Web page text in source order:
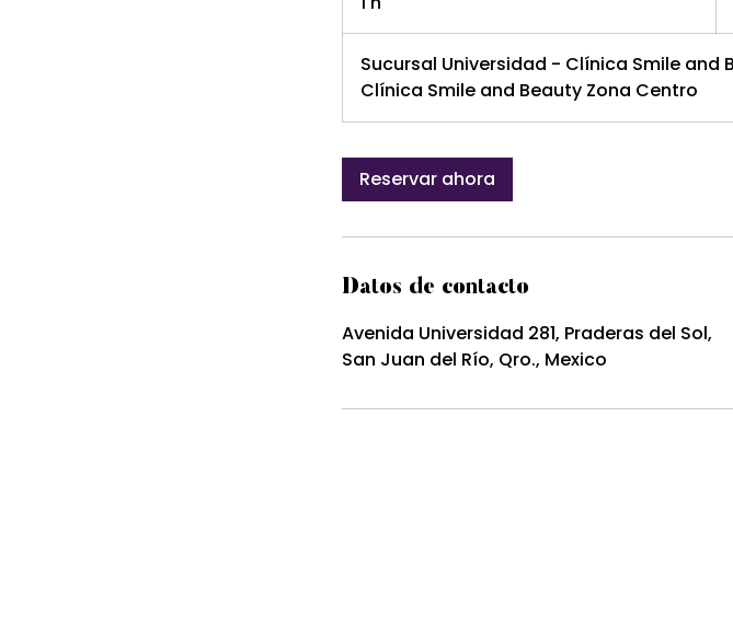
Sucursal Universidad - Clínica Smile and
Clínica Smile and Beauty Zona Centro
Reservar ahora
Datos de contacto
Avenida Universidad 281, Praderas del Sol,
San Juan del Río, Qro., Mexico